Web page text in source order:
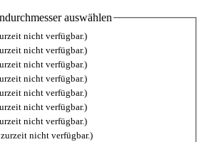
auswählen
nicht verfügbar.)
nicht verfügbar.)
nicht verfügbar.)
nicht verfügbar.)
nicht verfügbar.)
nicht verfügbar.)
nicht verfügbar.)
nicht verfügbar.)